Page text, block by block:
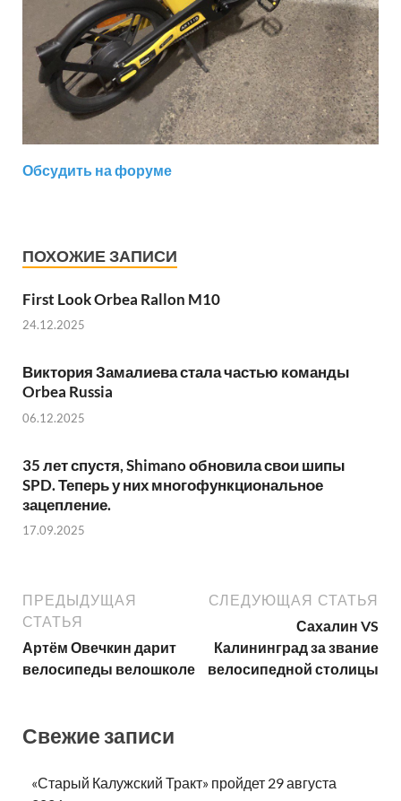
Обсудить на форуме
ПОХОЖИЕ ЗАПИСИ
First Look Orbea Rallon M10
24.12.2025
Виктория Замалиева стала частью команды
Orbea Russia
06.12.2025
35 лет спустя, Shimano обновила свои шипы
SPD. Теперь у них многофункциональное
зацепление.
17.09.2025
ПРЕДЫДУЩАЯ
СТАТЬЯ
Артём Овечкин дарит
велосипеды велошколе
СЛЕДУЮЩАЯ СТАТЬЯ
Сахалин VS
Калининград за звание
велосипедной столицы
Свежие записи
«Старый Калужский Тракт» пройдет 29 августа